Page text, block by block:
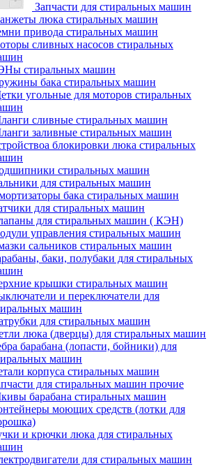
Запчасти для стиральных машин
люка стиральных машин
привода стиральных машин
сливных насосов стиральных
стиральных машин
бака стиральных машин
угольные для моторов стиральных
сливные стиральных машин
заливные стиральных машин
блокировки люка стиральных
стиральных машин
для стиральных машин
бака стиральных машин
для стиральных машин
для стиральных машин ( КЭН)
управления стиральных машин
сальников стиральных машин
баки, полубаки для стиральных
крышки стиральных машин
и переключатели для
машин
для стиральных машин
люка (дверцы) для стиральных машин
барабана (лопасти, бойники) для
машин
корпуса стиральных машин
для стиральных машин прочие
барабана стиральных машин
моющих средств (лотки для
и крючки люка для стиральных
для стиральных машин